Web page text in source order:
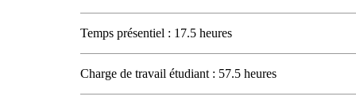
Temps présentiel : 17.5 heures
Charge de travail étudiant : 57.5 heures